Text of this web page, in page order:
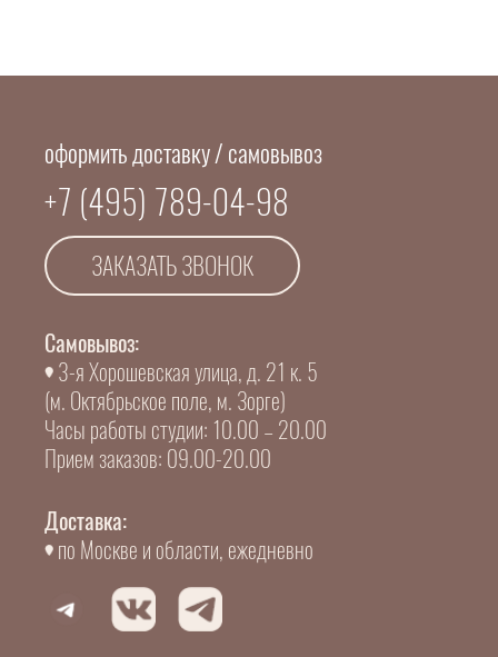
оформить доставку / самовывоз
+7 (495) 789-04-98
ЗАКАЗАТЬ ЗВОНОК
Самовывоз:
3-я Хорошевская улица, д. 21 к. 5
(м. Октябрьское поле, м. Зорге)
Часы работы студии: 10.00 – 20.00
Прием заказов: 09.00-20.00
Доставка:
по Москве и области, ежедневно